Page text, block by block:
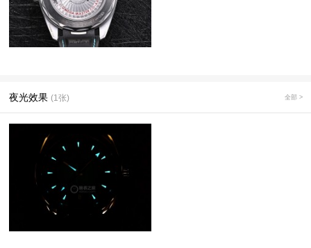
夜光效果 (1张) 全部 >